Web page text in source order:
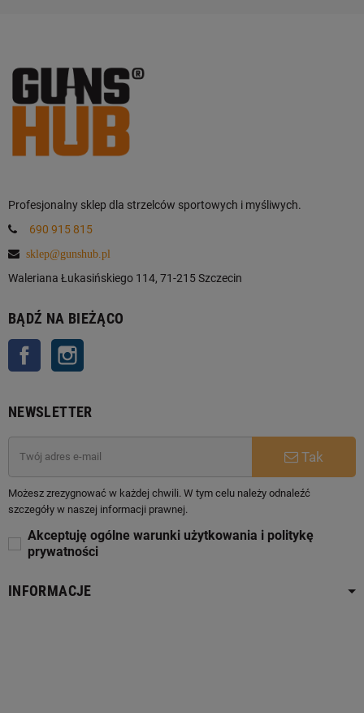
Profesjonalny sklep dla strzelców sportowych i myśliwych.
690 915 815
sklep@gunshub.pl
Waleriana Łukasińskiego 114, 71-215 Szczecin
BĄDŹ NA BIEŻĄCO
Facebook
NEWSLETTER
Tak
Możesz zrezygnować w każdej chwili. W tym celu należy odnaleźć
szczegóły w naszej informacji prawnej.
Akceptuję ogólne warunki użytkowania i politykę
prywatności
INFORMACJE